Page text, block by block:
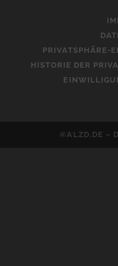
PRIVATSPHÄRE-
HISTORIE DER
©ALZD.DE –